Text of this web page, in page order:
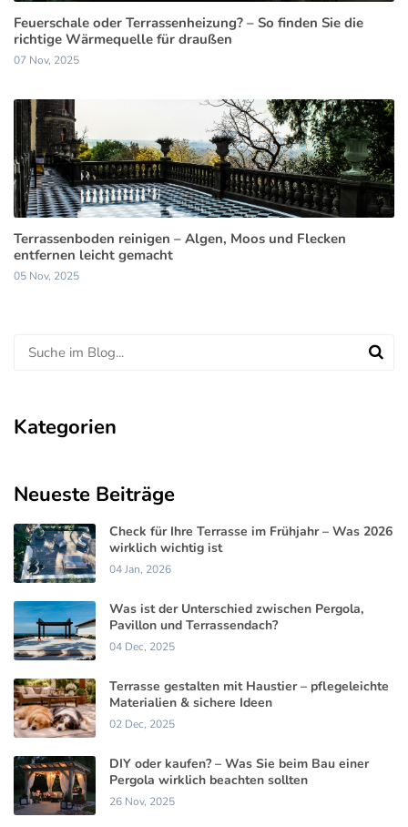
Feuerschale oder Terrassenheizung? – So finden Sie die
richtige Wärmequelle für draußen
07 Nov, 2025
Terrassenboden reinigen – Algen, Moos und Flecken
entfernen leicht gemacht
05 Nov, 2025
Kategorien
Neueste Beiträge
Check für Ihre Terrasse im Frühjahr – Was 2026
wirklich wichtig ist
04 Jan, 2026
Was ist der Unterschied zwischen Pergola,
Pavillon und Terrassendach?
04 Dec, 2025
Terrasse gestalten mit Haustier – pflegeleichte
Materialien & sichere Ideen
02 Dec, 2025
DIY oder kaufen? – Was Sie beim Bau einer
Pergola wirklich beachten sollten
26 Nov, 2025